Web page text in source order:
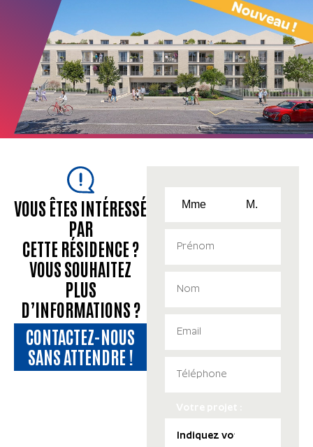
VOUS ÊTES INTÉRESSÉ
PAR
CETTE RÉSIDENCE ?
VOUS SOUHAITEZ
PLUS
D’INFORMATIONS ?
CONTACTEZ-NOUS
SANS ATTENDRE !
Mme M.